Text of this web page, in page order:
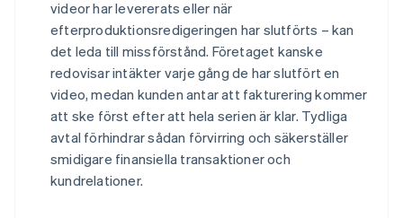
videor har levererats eller när
efterproduktionsredigeringen har slutförts – kan
det leda till missförstånd. Företaget kanske
redovisar intäkter varje gång de har slutfört en
video, medan kunden antar att fakturering kommer
att ske först efter att hela serien är klar. Tydliga
avtal förhindrar sådan förvirring och säkerställer
smidigare finansiella transaktioner och
kundrelationer.